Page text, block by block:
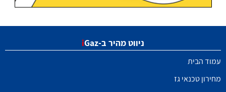
ניווט מהיר ב- iGaz
עמוד הבית
מחירון טכנאי גז